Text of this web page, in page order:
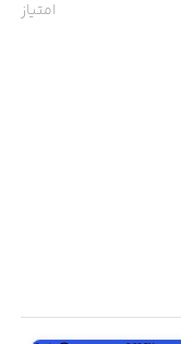
امتیاز